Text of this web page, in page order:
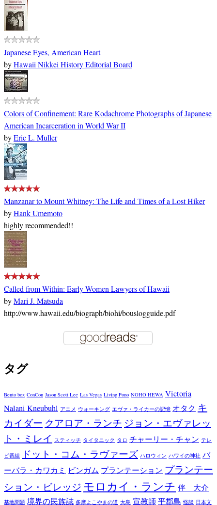
Japanese Eyes, American Heart
byHawaii Nikkei History Editorial Board
Colors of Confinement: Rare Kodachrome Photographs of Japanese
American Incarceration in World War II
byEric L. Muller
Manzanar to Mount Whitney: The Life and Times of a Lost Hiker
byHank Umemoto
highly recommended!!
Called from Within: Early Women Lawyers of Hawaii
byMari J. Matsuda
http://www.hawaii.edu/biograph/biohi/bouslogguide.pdf
タグ
Bento box ConCon Jason Scott Lee Las Vegas Living Pono NOHO HEWA Victoria
Nalani Kneubuhl アニメ ウォーキング エヴァ・ライカーの記憶 オタク キ
カイダー クアロア・ランチ ジョン・エヴァレッ
ト・ミレイ スティッチ タイタニック タロ チャーリー・チャン テレ
ビ番組 ドット・コム・ラヴァーズ ハロウィン ハワイの神社 バ
ーバラ・カワカミ ビンガム プランテーション プランテー
ション・ビレッジ モロカイ・ランチ 伴 大介
基地問題 境界の民族誌 多摩よこやまの道 大島 宣教師 平郡島 怪談 日本文